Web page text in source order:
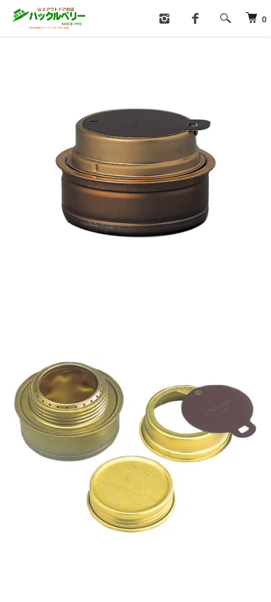
0
ホーム ストーブ・ヒーター